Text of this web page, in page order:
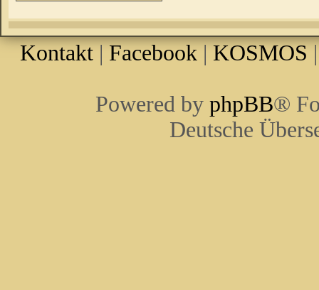
Kontakt | Facebook | KOSMOS
Powered by phpBB®
Deutsche